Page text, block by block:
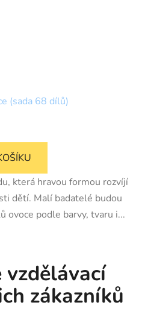
(sada 68 dílů)
která hravou formou rozvíjí
dětí. Malí badatelé budou
ovoce podle barvy, tvaru i...
zákazníků